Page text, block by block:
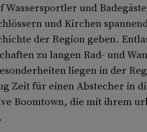
Wassersportler und
und Kirchen
der Region geben.
zu langen Rad- und
liegen in der
Zeit für einen Abstecher in
Boomtown, die mit ihrem